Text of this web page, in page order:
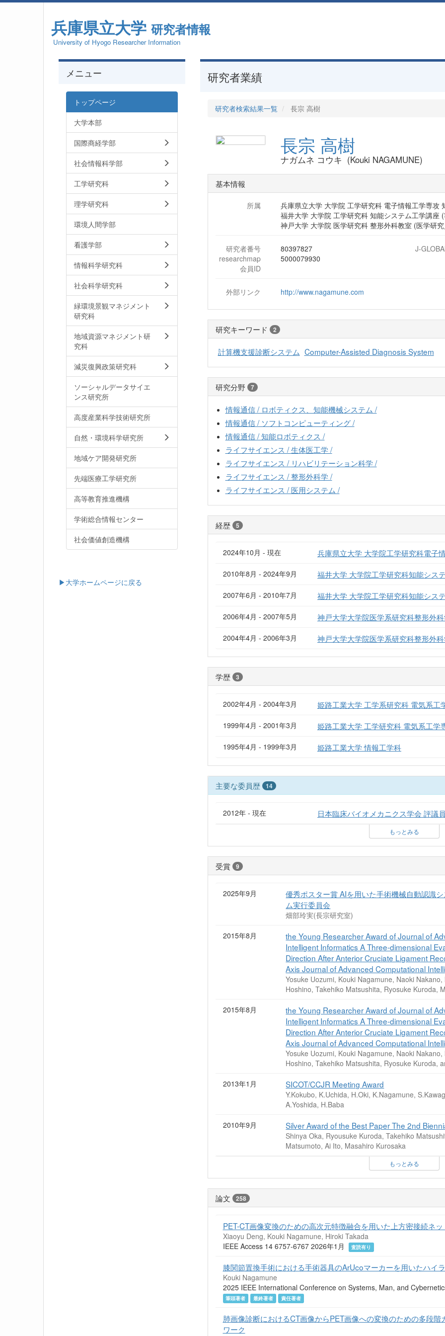
兵庫県立大学 研究者情報
University of Hyogo Researcher Information
研究者業績
研究者検索結果一覧 長宗 高樹
長宗 高樹
ナガムネ コウキ (Kouki NAGAMUNE)
基本情報
所属
兵庫県立大学 大学院 工学研究科 電子情報工学専攻
福井大学 大学院 工学研究科 知能システム工学講座
神戸大学 大学院 医学研究科 整形外科教室 (医学研
研究者番号 80397827 J-
researchmap
会員ID
5000079930
外部リンク http://www.nagamune.com
研究キーワード 2
計算機支援診断システム Computer-Assisted Diagnosis System
研究分野 7
情報通信 / ロボティクス、知能機械システム /
情報通信 / ソフトコンピューティング /
情報通信 / 知能ロボティクス /
ライフサイエンス / 生体医工学 /
ライフサイエンス / リハビリテーション科学 /
ライフサイエンス / 整形外科学 /
ライフサイエンス / 医用システム /
経歴 5
2024年10月 - 現在 兵庫県立大学 大学院工学研究科電子
2010年8月 - 2024年9月 福井大学 大学院工学研究科知能シス
2007年6月 - 2010年7月 福井大学 大学院工学研究科知能シス
2006年4月 - 2007年5月 神戸大学大学院医学系研究科整形外
2004年4月 - 2006年3月 神戸大学大学院医学系研究科整形外
学歴 3
2002年4月 - 2004年3月 姫路工業大学 工学系研究科 電気系工
1999年4月 - 2001年3月 姫路工業大学 工学研究科 電気系工学
1995年4月 - 1999年3月 姫路工業大学 情報工学科
主要な委員歴 14
2012年 - 現在 日本臨床バイオメカニクス学会 評議員
もっとみる
受賞 9
2025年9月
優秀ポスター賞 AIを用いた手術機械自動認識
ム実行委員会
畑部玲実(長宗研究室)
2015年8月
the Young Researcher Award of Journal of
Intelligent Informatics A Three-dimensional
Direction After Anterior Cruciate Ligament
Axis Journal of Advanced Computational
Yosuke Uozumi, Kouki Nagamune, Naoki
Hoshino, Takehiko Matsushita, Ryosuke Kuroda,
2015年8月
the Young Researcher Award of Journal of
Intelligent Informatics A Three-dimensional
Direction After Anterior Cruciate Ligament
Axis Journal of Advanced Computational
Yosuke Uozumi, Kouki Nagamune, Naoki
Hoshino, Takehiko Matsushita, Ryosuke Kuroda,
2013年1月 SICOT/CCJR Meeting Award
Y.Kokubo, K.Uchida, H.Oki, K.Nagamune,
A.Yoshida, H.Baba
2010年9月 Silver Award of the Best Paper The 2nd
Shinya Oka, Ryousuke Kuroda, Takehiko
Matsumoto, Ai Ito, Masahiro Kurosaka
もっとみる
論文 258
PET-CT画像変換のための高次元特徴融合を用いた上方密接続ネッ
Xiaoyu Deng, Kouki Nagamune, Hiroki Takada
IEEE Access 14 6757-6767 2026年1月
査読有り
膝関節置換手術における手術器具のArUcoマーカーを用いたハイ
Kouki Nagamune
2025 IEEE International Conference on Systems, Man, and
筆頭著者
最終著者 責任著者
肺画像診断におけるCT画像からPET画像への変換のための多段
ワーク
メニュー
トップページ
大学本部
国際商経学部
社会情報科学部
工学研究科
理学研究科
環境人間学部
看護学部
情報科学研究科
社会科学研究科
緑環境景観マネジメント
研究科
地域資源マネジメント研
究科
減災復興政策研究科
ソーシャルデータサイエ
ンス研究所
高度産業科学技術研究所
自然・環境科学研究所
地域ケア開発研究所
先端医療工学研究所
高等教育推進機構
学術総合情報センター
社会価値創造機構
▶大学ホームページに戻る